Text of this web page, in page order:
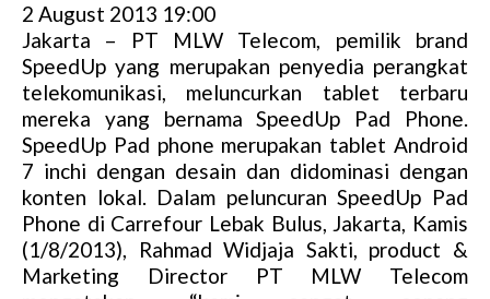
2 August 2013 19:00
Jakarta – PT MLW Telecom, pemilik brand
SpeedUp yang merupakan penyedia perangkat
telekomunikasi, meluncurkan tablet terbaru
mereka yang bernama SpeedUp Pad Phone.
SpeedUp Pad phone merupakan tablet Android
7 inchi dengan desain dan didominasi dengan
konten lokal. Dalam peluncuran SpeedUp Pad
Phone di Carrefour Lebak Bulus, Jakarta, Kamis
(1/8/2013), Rahmad Widjaja Sakti, product &
Marketing Director PT MLW Telecom